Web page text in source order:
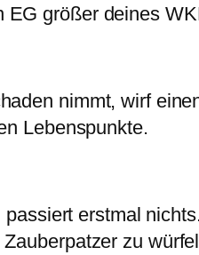
größer deines
nimmt, wirf
Lebenspunkte.
erstmal
zu